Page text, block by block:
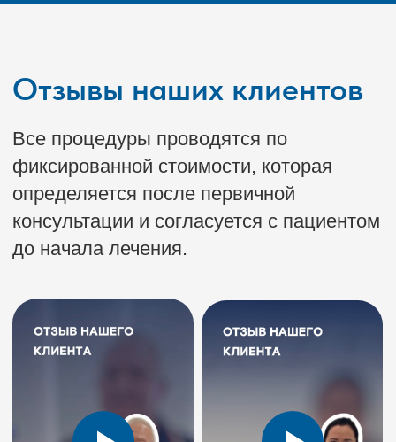
MAX
ЗАПИСАТЬСЯ НА ПРИЕМ
пр. Карла Маркса, 18
Перейти на сайт
Построить маршрут
+7 (938) 110-55-87
etalonrostov.ru@gmail.com
Сб-Вс: с 08:00 до 18:00
Адрес клиники в Каменск-Шахтинском:
Сб-Вс: с 08:00 до 18:00
Построить маршрут